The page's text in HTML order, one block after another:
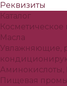
Реквизиты
Каталог
Косметическое
Масла
Увлажняющие,
Аминокислоты,
Пищевая